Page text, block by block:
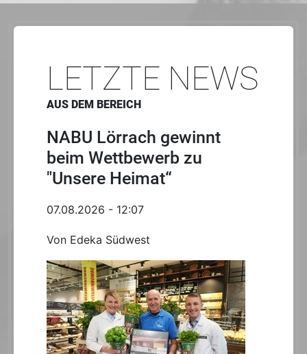
LETZTE NEWS
AUS DEM BEREICH
NABU Lörrach gewinnt
beim Wettbewerb zu
"Unsere Heimat“
07.08.2026 - 12:07
Von Edeka Südwest